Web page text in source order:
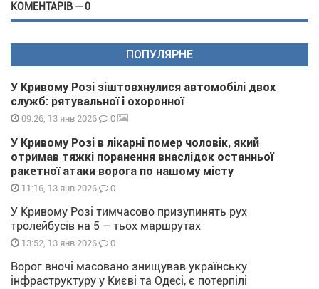
КОМЕНТАРІВ — 0
ПОПУЛЯРНЕ
У Кривому Розі зіштовхнулися автомобілі двох
служб: рятувальної і охоронної
09:26, 13 янв 2026 0
У Кривому Розі в лікарні помер чоловік, який
отримав тяжкі поранення внаслідок останньої
ракетної атаки ворога по нашому місту
11:16, 13 янв 2026 0
У Кривому Розі тимчасово призупинять рух
тролейбусів на 5 – тьох маршрутах
13:52, 13 янв 2026 0
Ворог вночі масовано знищував українську
інфраструктуру у Києві та Одесі, є потерпілі